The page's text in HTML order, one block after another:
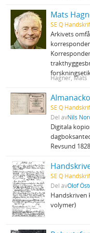
Mats
SE Q
Arkivets
Hagner, Mats
SE Q
Del avNils
Digitala
Revsund
SE Q
Del avOlof
Handskriven
volymer)